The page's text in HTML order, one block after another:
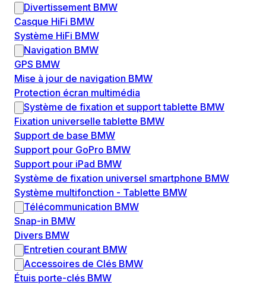
Divertissement BMW
Casque HiFi BMW
Système HiFi BMW
Navigation BMW
GPS BMW
Mise à jour de navigation BMW
Protection écran multimédia
Système de fixation et support tablette BMW
Fixation universelle tablette BMW
Support de base BMW
Support pour GoPro BMW
Support pour iPad BMW
Système de fixation universel smartphone BMW
Système multifonction - Tablette BMW
Télécommunication BMW
Snap-in BMW
Divers BMW
Entretien courant BMW
Accessoires de Clés BMW
Étuis porte-clés BMW